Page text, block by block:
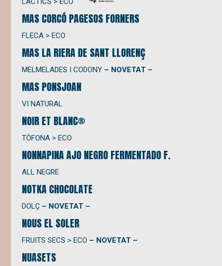
MAS CORCÓ PAGESOS FORNERS
FLECA > ECO
MAS LA RIERA DE SANT LLORENÇ
MELMELADES I CODONY– NOVETAT –
MAS PONSJOAN
VI NATURAL
NOIR ET BLANC®
TÒFONA > ECO
NONNAPINA AJO NEGRO FERMENTADO F.
ALL NEGRE
NOTKA CHOCOLATE
DOLÇ – NOVETAT –
NOUS EL SOLER
FRUITS SECS > ECO – NOVETAT –
NUASETS